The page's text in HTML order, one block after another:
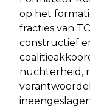
op het
fracties van
constructief
nuchterheid,